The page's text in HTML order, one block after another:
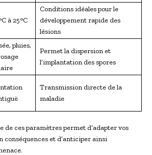
à 25°C
Conditions idéales pour le
développement rapide des
lésions
pluies,
Permet la dispersion et
l’implantation des spores
Transmission directe de la
maladie
de ces paramètres permet d’adapter vos
conséquences et d’anticiper ainsi